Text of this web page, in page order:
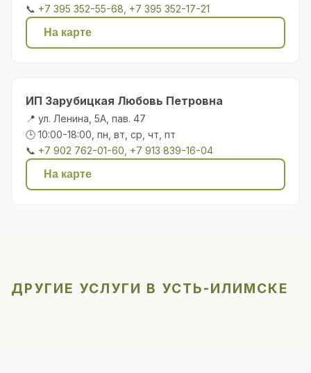
📞 +7 395 352-55-68, +7 395 352-17-21
На карте
ИП Зарубицкая Любовь Петровна
📍 ул. Ленина, 5А, пав. 47
🕒 10:00-18:00, пн, вт, ср, чт, пт
📞 +7 902 762-01-60, +7 913 839-16-04
На карте
ДРУГИЕ УСЛУГИ В УСТЬ-ИЛИМСКЕ